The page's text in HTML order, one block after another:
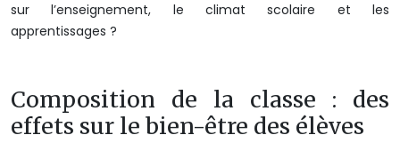
sur l’enseignement, le climat scolaire et les
apprentissages ?
Composition de la classe : des
effets sur le bien-être des élèves